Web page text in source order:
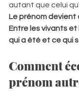
autant que celui
Le prénom devient
Entre les vivants et
qui a été et ce qui
Comment
prénom